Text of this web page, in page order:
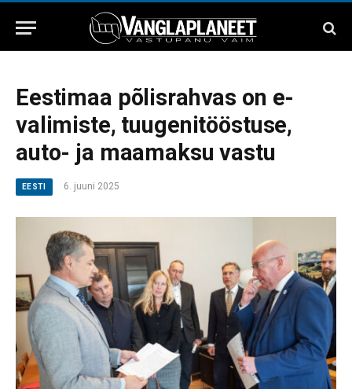
Eestimaa põlisrahvas on e-
valimiste, tuugenitööstuse,
auto- ja maamaksu vastu
EESTI 6. juuni 2025